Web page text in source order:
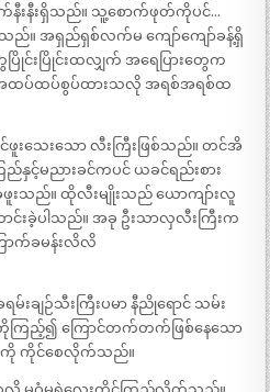
က်နီးနီးရှိသည်။ သူ့စောက်ဖုတ်ကိုပင်…
။ အရှည်ရှစ်လက်မ ကျော်ကျော်ခန့်ရှိ
ြိုင်းပြိုင်းထလျှက် အရေပြားတွေက
ထပ်ထပ်စွပ်ထားသလို အရစ်အရစ်ထ
သေးသော လီးကြီးဖြစ်သည်။ တင်အိ
င့်မညားခင်ကပင် ယခင်ရည်းစား
းသည်။ ထိုလီးမျိုးသည် ယောကျာ်းလူ
းခဲ့ပါသည်။ အခု ဦးသာလှလီးကြီးက
ောက်ခမန်းလိလိ
မ်းချဉ်သီးကြီးပမာ နီညိုရောင် သမ်း
ြည့်၍ ကြောင်တက်တက်ဖြစ်နေသော
ကိုင်စေလိုက်သည်။